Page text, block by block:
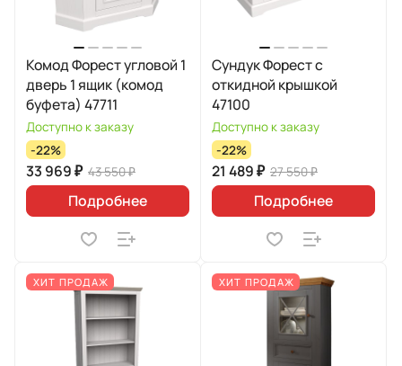
Комод Форест угловой 1
дверь 1 ящик (комод
буфета) 47711
Доступно к заказу
-22%
33 969 ₽ 43 550 ₽
Подробнее
Сундук Форест с
откидной крышкой
47100
Доступно к заказу
-22%
21 489 ₽ 27 550 ₽
Подробнее
ХИТ ПРОДАЖ ХИТ ПРОДАЖ